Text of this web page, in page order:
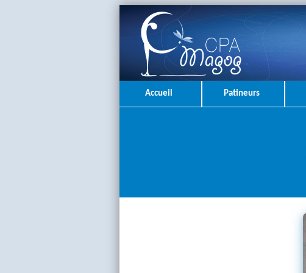
Accueil Patineurs